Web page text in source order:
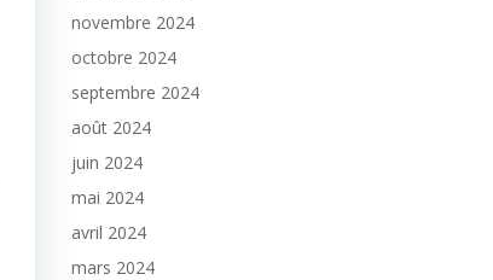
novembre 2024
octobre 2024
septembre 2024
août 2024
juin 2024
mai 2024
avril 2024
mars 2024